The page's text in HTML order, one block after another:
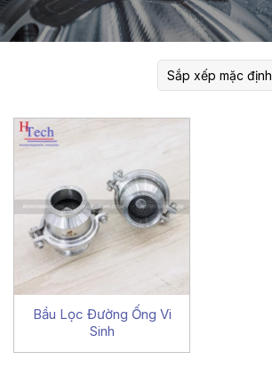
Bầu Lọc Đường Ống Vi
Sinh